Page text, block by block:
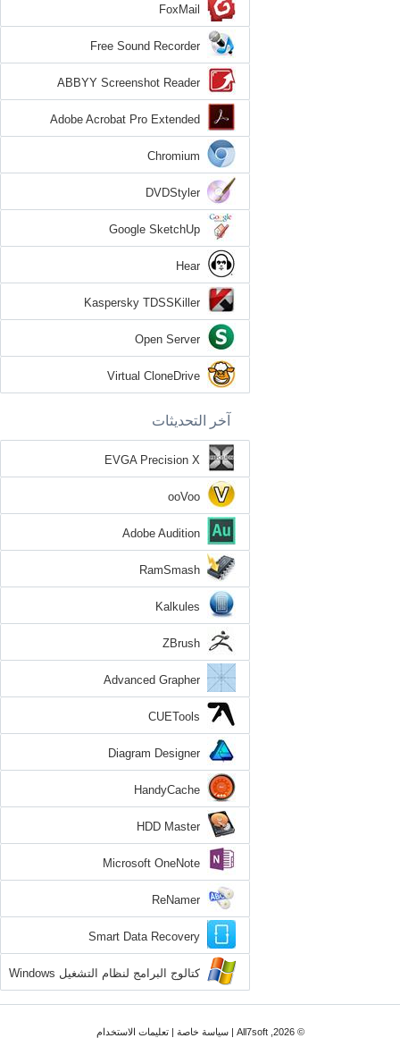
FoxMail
Free Sound Recorder
ABBYY Screenshot Reader
Adobe Acrobat Pro Extended
Chromium
DVDStyler
Google SketchUp
Hear
Kaspersky TDSSKiller
Open Server
Virtual CloneDrive
آخر التحديثات
EVGA Precision X
ooVoo
Adobe Audition
RamSmash
Kalkules
ZBrush
Advanced Grapher
CUETools
Diagram Designer
HandyCache
HDD Master
Microsoft OneNote
ReNamer
Smart Data Recovery
كتالوج البرامج لنظام التشغيل Windows
7
© 2026, All7soft | سياسة خاصة|تعليمات الاستخدام